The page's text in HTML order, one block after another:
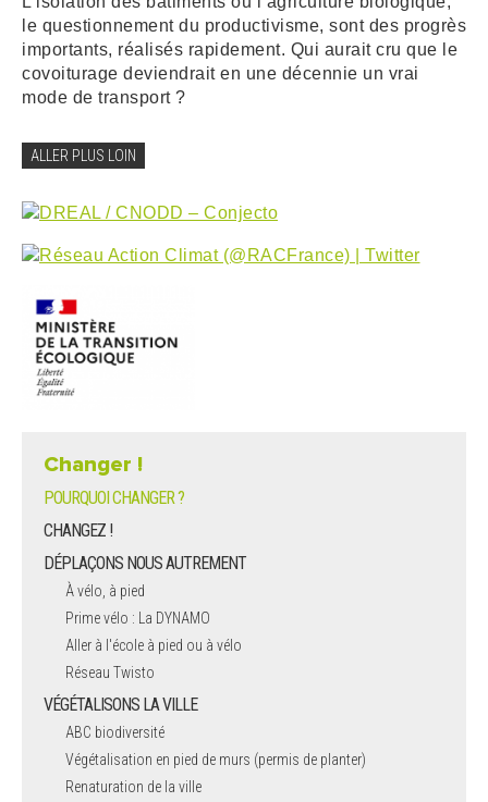
le questionnement du productivisme, sont des progrès
importants, réalisés rapidement. Qui aurait cru que le
covoiturage deviendrait en une décennie un vrai
mode de transport ?
ALLER PLUS LOIN
Changer !
POURQUOI CHANGER ?
CHANGEZ !
DÉPLAÇONS NOUS AUTREMENT
À vélo, à pied
Prime vélo : La DYNAMO
Aller à l'école à pied ou à vélo
Réseau Twisto
VÉGÉTALISONS LA VILLE
ABC biodiversité
Végétalisation en pied de murs (permis de planter)
Renaturation de la ville